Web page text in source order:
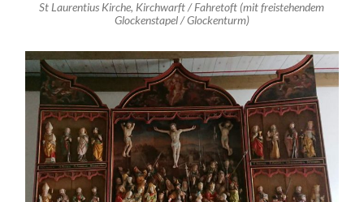
St Laurentius Kirche, Kirchwarft / Fahretoft (mit freistehendem
Glockenstapel / Glockenturm)